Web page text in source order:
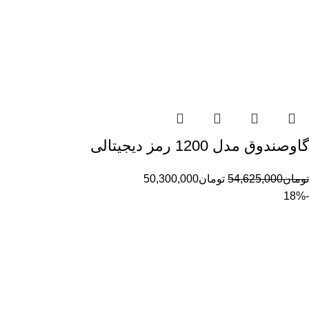
گاوصندوق مدل 1200 رمز دیجیتالی
تومان54,625,000 تومان50,300,000
-18%